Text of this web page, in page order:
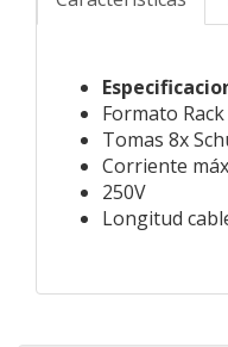
Formato Rack
Tomas 8x
Corriente
250V
Longitud